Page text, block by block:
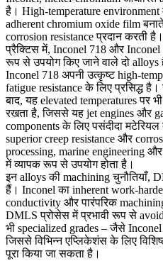
है। High-temperature
adherent chromium oxide film
corrosion resistance प्रदान करती
प्रैक्टिस में, Inconel 718 औरInconel
रूप से उपयोग किए जाने वाले दो alloys
Inconel 718 अपनी उत्कृष्ट high-
fatigue resistance के लिए प्रसिद्ध
बाद, यह elevated temperatures पर
रखता है, जिससे यह jet engines और
components के लिए पसंदीदा
superior creep resistance और
processing, marine engineering
में व्यापक रूप से उपयोग होता है।
इन alloys की machining चुनौतियाँ,
हैं। Inconel का inherent work-
conductivity और पारंपरिक
DMLS प्रोसेस में प्रभावी रूप से
भी specialized grades – जैसे
जिससे विभिन्न एप्लिकेशंस के लिए
पूरा किया जा सकता है।